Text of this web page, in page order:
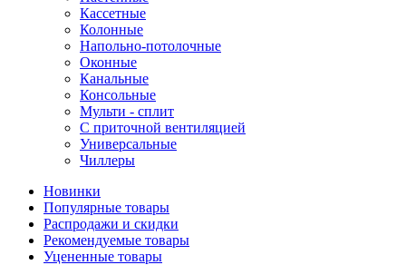
Кассетные
Колонные
Напольно-потолочные
Оконные
Канальные
Консольные
Мульти - сплит
С приточной вентиляцией
Универсальные
Чиллеры
Новинки
Популярные товары
Распродажи и скидки
Рекомендуемые товары
Уцененные товары